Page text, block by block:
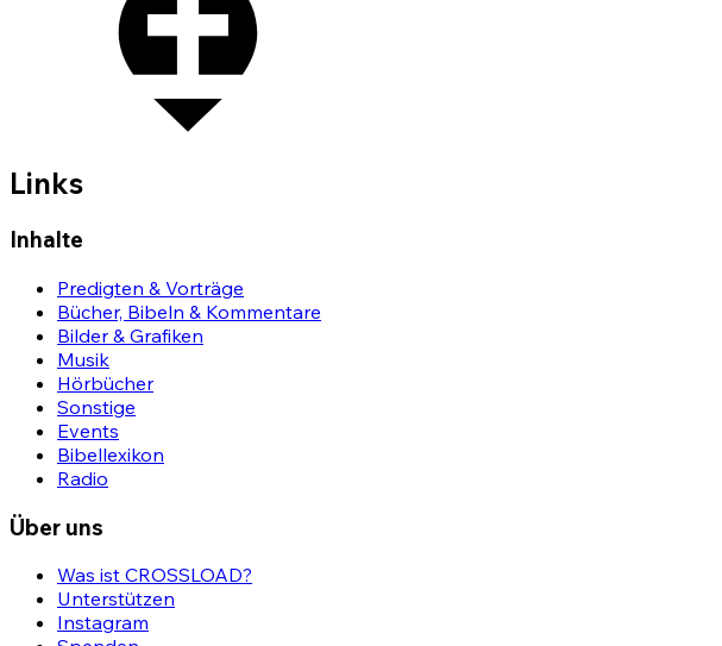
Links
Inhalte
Predigten & Vorträge
Bücher, Bibeln & Kommentare
Bilder & Grafiken
Musik
Hörbücher
Sonstige
Events
Bibellexikon
Radio
Über uns
Was ist CROSSLOAD?
Unterstützen
Instagram